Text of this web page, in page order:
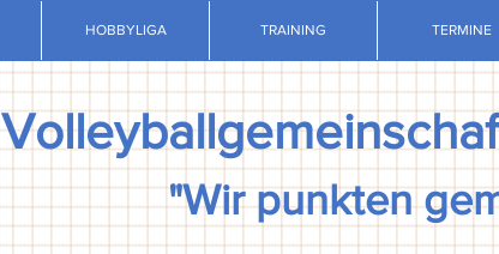
HOBBYLIGA TRAINING TERMINE
"Wir punkten